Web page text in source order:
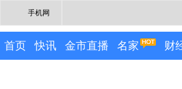
手机网
首页 快讯 金市直播 名家 财